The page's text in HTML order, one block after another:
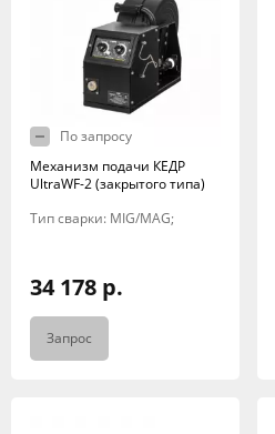
По запросу
Механизм подачи КЕДР
UltraWF-2 (закрытого типа)
Тип сварки: MIG/MAG;
34 178 р.
Запрос